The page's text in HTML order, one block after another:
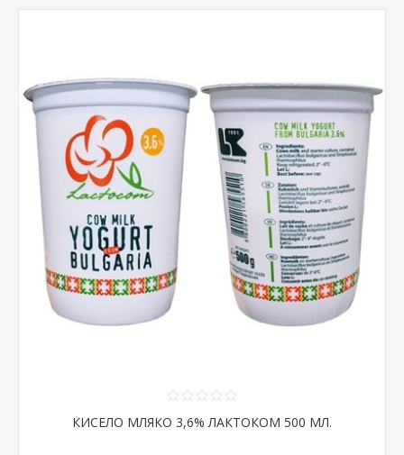
КИСЕЛО МЛЯКО 3,6% ЛАКТОКОМ 500 МЛ.